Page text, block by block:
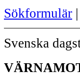
Sökformulär |
Svenska